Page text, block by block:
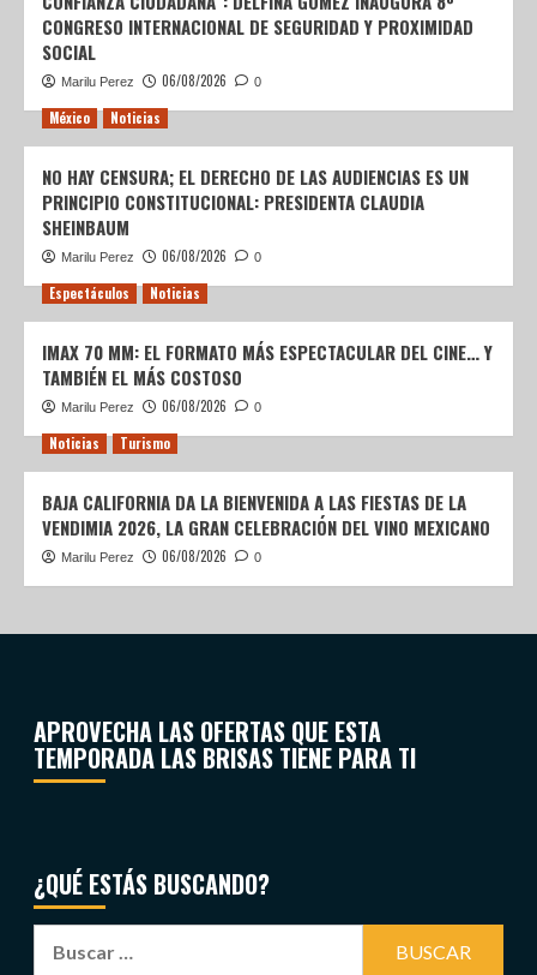
CONGRESO INTERNACIONAL DE SEGURIDAD Y PROXIMIDAD
SOCIAL
Marilu Perez 06/08/2026 0
México Noticias
NO HAY CENSURA; EL DERECHO DE LAS AUDIENCIAS ES UN
PRINCIPIO CONSTITUCIONAL: PRESIDENTA CLAUDIA
SHEINBAUM
Marilu Perez 06/08/2026 0
Espectáculos Noticias
IMAX 70 MM: EL FORMATO MÁS ESPECTACULAR DEL CINE… Y
TAMBIÉN EL MÁS COSTOSO
Marilu Perez 06/08/2026 0
Noticias Turismo
BAJA CALIFORNIA DA LA BIENVENIDA A LAS FIESTAS DE LA
VENDIMIA 2026, LA GRAN CELEBRACIÓN DEL VINO MEXICANO
Marilu Perez 06/08/2026 0
APROVECHA LAS OFERTAS QUE ESTA
TEMPORADA LAS BRISAS TIENE PARA TI
¿QUÉ ESTÁS BUSCANDO?